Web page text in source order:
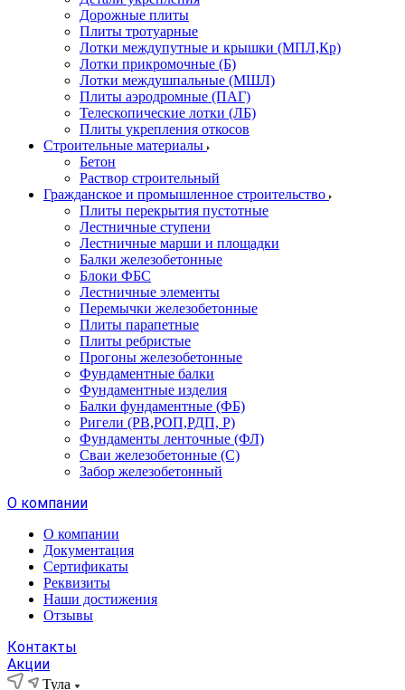
Дорожные плиты
Плиты тротуарные
Лотки междупутные и крышки (МПЛ,Кр)
Лотки прикромочные (Б)
Лотки междушпальные (МШЛ)
Плиты аэродромные (ПАГ)
Телескопические лотки (ЛБ)
Плиты укрепления откосов
Строительные материалы
Бетон
Раствор строительный
Гражданское и промышленное строительство
Плиты перекрытия пустотные
Лестничные ступени
Лестничные марши и площадки
Балки железобетонные
Блоки ФБС
Лестничные элементы
Перемычки железобетонные
Плиты парапетные
Плиты ребристые
Прогоны железобетонные
Фундаментные балки
Фундаментные изделия
Балки фундаментные (ФБ)
Ригели (РВ,РОП,РДП, Р)
Фундаменты ленточные (ФЛ)
Сваи железобетонные (С)
Забор железобетонный
О компании
О компании
Документация
Сертификаты
Реквизиты
Наши достижения
Отзывы
Контакты
Акции
Тула